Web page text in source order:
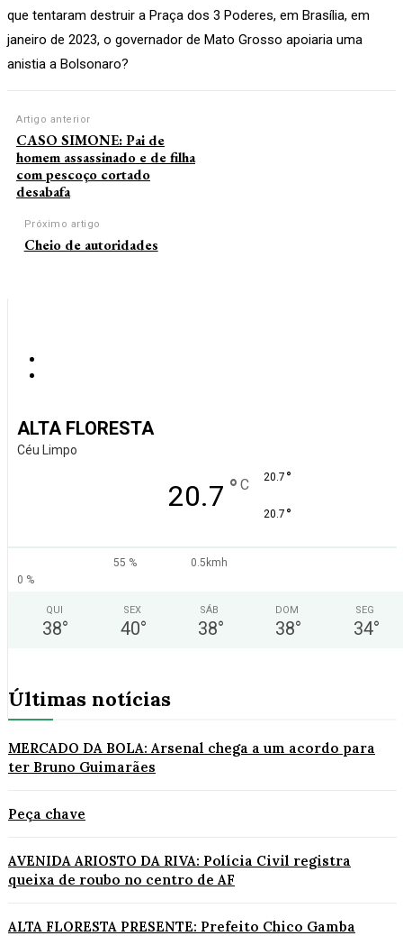
que tentaram destruir a Praça dos 3 Poderes, em Brasília, em
janeiro de 2023, o governador de Mato Grosso apoiaria uma
anistia a Bolsonaro?
Artigo anterior
CASO SIMONE: Pai de
homem assassinado e de filha
com pescoço cortado
desabafa
Próximo artigo
Cheio de autoridades
ALTA FLORESTA
Céu Limpo
20.7 ° C 20.7 °
20.7 °
55 %
0.5kmh
0 %
QUI
38°
SEX
40°
SÁB
38°
DOM
38°
SEG
34°
Últimas notícias
MERCADO DA BOLA: Arsenal chega a um acordo para
ter Bruno Guimarães
Peça chave
AVENIDA ARIOSTO DA RIVA: Polícia Civil registra
queixa de roubo no centro de AF
ALTA FLORESTA PRESENTE: Prefeito Chico Gamba